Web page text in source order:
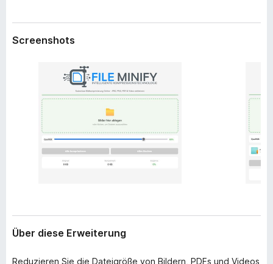
o
B
r
o
e
r
t
Screenshots
Über diese Erweiterung
Reduzieren Sie die Dateigröße von Bildern, PDFs und Videos